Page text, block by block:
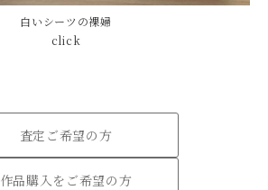
白いシーツの裸婦
click
査定ご希望の方
作品購入をご希望の方